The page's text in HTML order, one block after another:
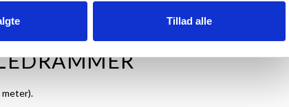
Tillad alle
meter).